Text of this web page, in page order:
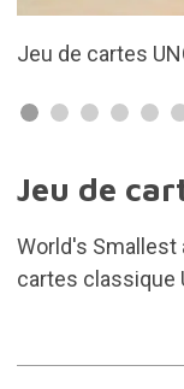
Les
Jeu de
World's Smallest
cartes classique